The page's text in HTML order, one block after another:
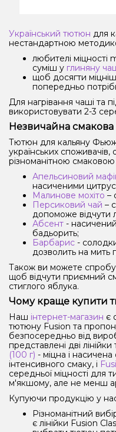
Український тютюн для
нестандартною
любителі міцності
суміш у глиняну
щоб досягти
попередньо
Для нагрівання чаші та
використовувати 2-3
Незвичайна
Тютюн для кальяну
українських споживачів,
різноманітною смаковою
Апельсиновий
насиченими
Малинове мохіто –
Персиковий чай –
допоможе відчути
Абсент -
бадьорить;
Барбарис -
дозволить на мить
Також ви можете
щоб відчути приємний
стиглого яблука.
Чому краще купити
Наш інтернет-магазин є
тютюну Fusion та
безпосередньо від
представлені дві
(100 г) - міцна і
інтенсивного смаку, і
середньої міцності для
м'якшому, але не менш
Купуючи продукцію у
Різноманітний
є лінійки Fusion